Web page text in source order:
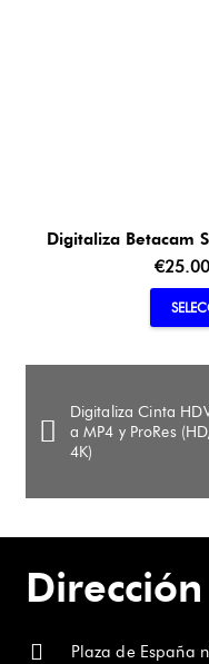
Digitaliza Betacam
€25.00
Digitaliza Cinta
a MP4 y ProRes (HD,
4K)
Plaza de España